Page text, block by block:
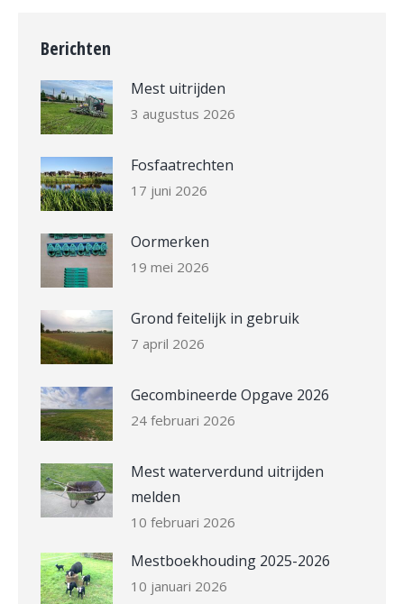
Berichten
Mest uitrijden
3 augustus 2026
Fosfaatrechten
17 juni 2026
Oormerken
19 mei 2026
Grond feitelijk in gebruik
7 april 2026
Gecombineerde Opgave 2026
24 februari 2026
Mest waterverdund uitrijden
melden
10 februari 2026
Mestboekhouding 2025-2026
10 januari 2026